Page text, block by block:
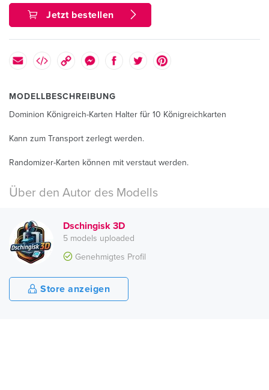
Jetzt bestellen
MODELLBESCHREIBUNG
Dominion Königreich-Karten Halter für 10 Königreichkarten
Kann zum Transport zerlegt werden.
Randomizer-Karten können mit verstaut werden.
Über den Autor des Modells
Dschingisk 3D
5 models uploaded
Genehmigtes Profil
Store anzeigen